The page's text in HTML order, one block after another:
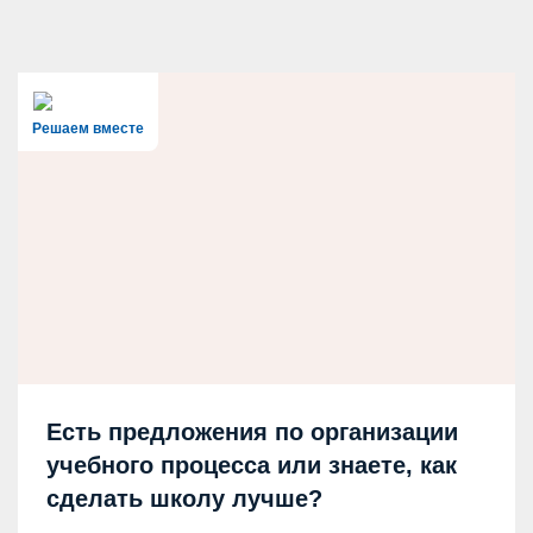
Решаем вместе
Есть предложения по организации
учебного процесса или знаете, как
сделать школу лучше?